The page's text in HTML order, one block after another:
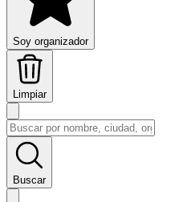
Soy organizador
Limpiar
Buscar